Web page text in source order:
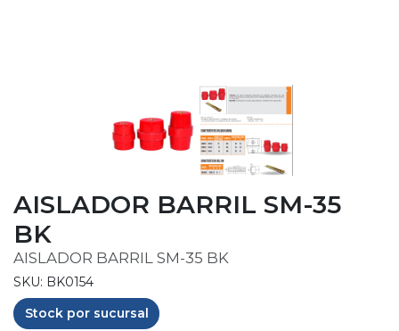
AISLADOR BARRIL SM-35
BK
AISLADOR BARRIL SM-35 BK
SKU: BK0154
Stock por sucursal